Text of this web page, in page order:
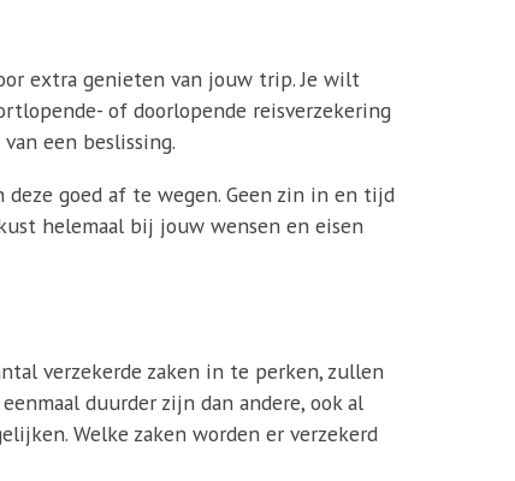
extra genieten van jouw trip. Je wilt
of doorlopende reisverzekering
een beslissing.
goed af te wegen. Geen zin in en tijd
helemaal bij jouw wensen en eisen
verzekerde zaken in te perken, zullen
duurder zijn dan andere, ook al
Welke zaken worden er verzekerd